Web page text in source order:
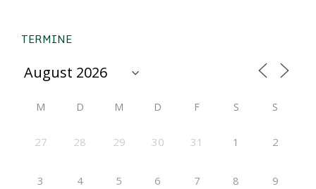
TERMINE
M D M D F S S
27 28 29 30 31 1 2
3 4 5 6 7 8 9